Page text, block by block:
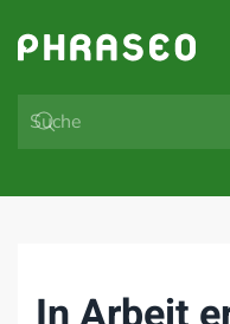
Zum Hauptinhalt